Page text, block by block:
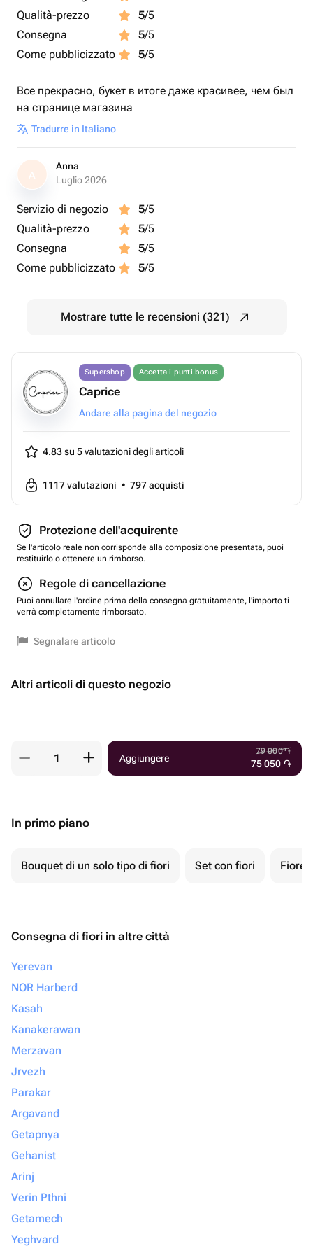
Qualità-prezzo
5/5
Consegna
5/5
Come pubblicizzato
5/5
Все прекрасно, букет в итоге даже красивее, чем был
на странице магазина
Tradurre in Italiano
A
Anna
Luglio 2026
Servizio di negozio 5/5
Qualità-prezzo
5/5
Consegna
5/5
Come pubblicizzato
5/5
Mostrare tutte le recensioni (321)
Supershop Accetta i punti bonus
Caprice
Andare alla pagina del negozio
4.83 su 5valutazioni degli articoli
1117valutazioni • 797acquisti
Protezione dell'acquirente
Se l'articolo reale non corrisponde alla composizione presentata, puoi
restituirlo o ottenere un rimborso.
Regole di cancellazione
Puoi annullare l'ordine prima della consegna gratuitamente, l'importo ti
verrà completamente rimborsato.
Segnalare articolo
Altri articoli di questo negozio
Aggiungere
79 000֏
75 050 ֏
In primo piano
Bouquet di un solo tipo di fiori Set con fiori Fiore
Consegna di fiori in altre città
Yerevan
NOR Harberd
Kasah
Kanakerawan
Merzavan
Jrvezh
Parakar
Argavand
Getapnya
Gehanist
Arinj
Verin Pthni
Getamech
Yeghvard